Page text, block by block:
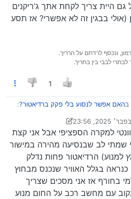
היית צריך לקחת אתך ג’ריקנים
בבגין זה לא אפשרי? אז תסע
ונכסף לרדתם על הרריך.
לבתרי לבבי בין בתריך.
1
בהאם אפשר לנסוע בלי פקק ברדיאטור?:
הדרך עברה בשלום! נסיעה חלקה,
נגרם לי נזק למערכת של הגז.
שיצאתי גלון שלם של מים ירוקים!
שם.
מלא מים ועם דופק (תרתי משמע ) על
אני חושד שהוא באמת בעייתי.
לעשות, אבל גם היית צריך לקחת אתך
ולבדוק כל כמה זמן (אולי בבגין זה לא
דרך הכרצל!)
על ידי טכנולוג
למקרה הספציפי אבל אני קצת
שמתי לב שבנסיעה מהירה במישור
למנוע) הרדיאטור פחות נדלק
כנראה בגלל האוויר שנכנס מבחוץ
בחורף אז אני מסכים שצריך
עם מחשב רכב על החום מנוע